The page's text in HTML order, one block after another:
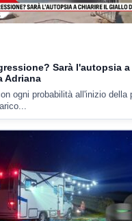
Sarà l'autopsia
Adriana
ogni probabilità all'inizio della